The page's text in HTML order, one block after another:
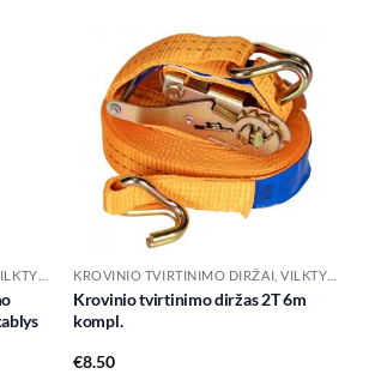
Add to
wishlist
Krovinio tvirtinimo diržas 2T 6m
kompl.
€8.50